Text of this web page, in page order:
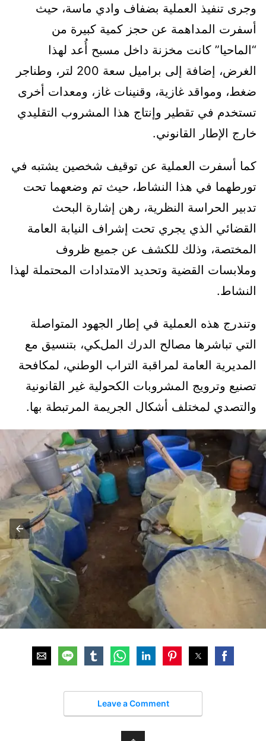
وجرى تنفيذ العملية بضفاف وادي ماسة، حيث
أسفرت المداهمة عن حجز كمية كبيرة من
“الماحيا” كانت مخزنة داخل مسبح أُعد لهذا
الغرض، إضافة إلى براميل سعة 200 لتر، وطناجر
ضغط، ومواقد غازية، وقنينات غاز، ومعدات أخرى
تستخدم في تقطير وإنتاج هذا المشروب التقليدي
خارج الإطار القانوني.
كما أسفرت العملية عن توقيف شخصين يشتبه في
تورطهما في هذا النشاط، حيث تم وضعهما تحت
تدبير الحراسة النظرية، رهن إشارة البحث
القضائي الذي يجري تحت إشراف النيابة العامة
المختصة، وذلك للكشف عن جميع ظروف
وملابسات القضية وتحديد الامتدادات المحتملة لهذا
النشاط.
وتندرج هذه العملية في إطار الجهود المتواصلة
التي تباشرها مصالح الدرك الملكي، بتنسيق مع
المديرية العامة لمراقبة التراب الوطني، لمكافحة
تصنيع وترويج المشروبات الكحولية غير القانونية
والتصدي لمختلف أشكال الجريمة المرتبطة بها.
Leave a Comment